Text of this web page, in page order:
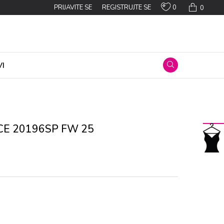
0
0
PRIJAVITE SE REGISTRUJTE SE
20196SP FW 25